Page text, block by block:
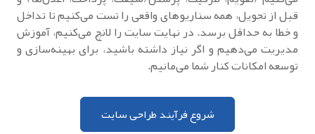
قبل از تحویل، همه سناریوهای واقعی را تست می‌کنیم تا تداخل
و خطا به حداقل برسد. در نهایت سایت را لانچ می‌کنیم، آموزش
مدیریت می‌دهیم و اگر نیاز داشته باشید، برای بهینه‌سازی و
توسعه امکانات کنار شما می‌مانیم.
شروع فرآیند طراحی سایت